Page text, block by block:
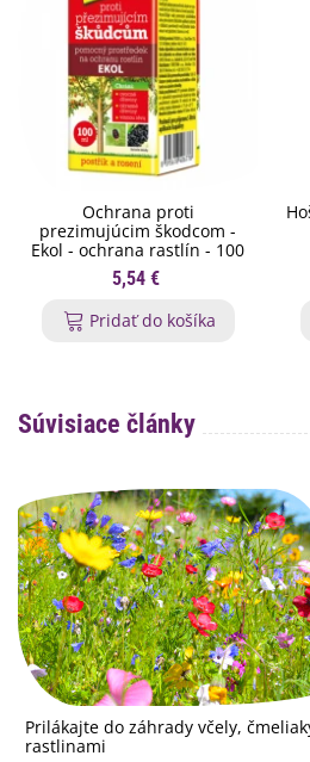
Ochrana proti
prezimujúcim škodcom -
Ekol - ochrana rastlín - 100
ml
5,54 €
Pridať do košíka
Súvisiace články
Prilákajte do záhrady včely,
rastlinami